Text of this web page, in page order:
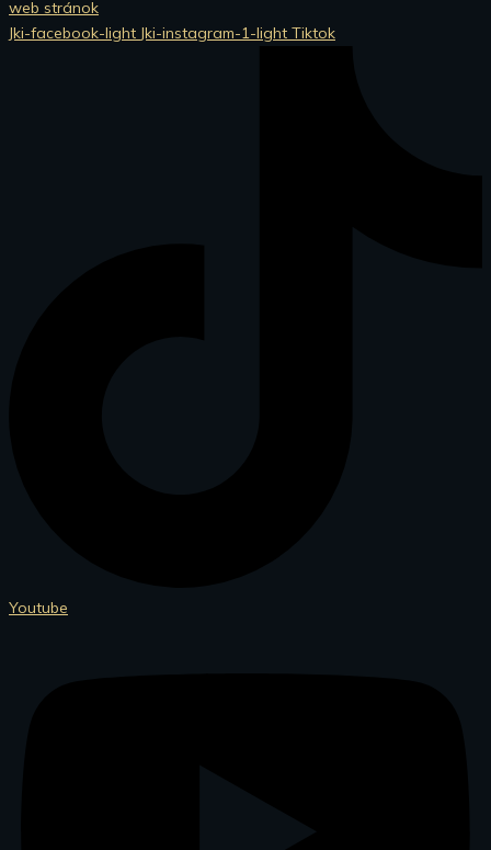
web stránok
Jki-facebook-light Jki-instagram-1-light Tiktok
Youtube